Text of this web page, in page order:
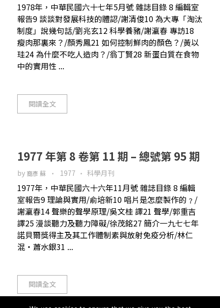
1978年，中華民國六十七年5月號 雜誌目錄 8 編輯室
報告9 談談對發展科技的體認/謝清俊10 為大專「淘汰
制度」說幾句話/劉兆玄12 科學養豬/謝瀛春 專訪18
瘦肉那裏來？/顏秀鳳21 如何控制鮮肉的顏色？/黃以
珪24 為什麼不吃人造肉？/翁丁賢28 新蛋白質在食物
中的實用性 ...
閱讀全文
1977 年第 8 卷第 11 期 – 總號第 95 期
by 裔彥 蘇 1977 科學月刊
1977年，中華民國六十六年11月號 雜誌目錄 8 編輯
室報告9 理論與實用/俞培新10 唱片是怎麼製作的﹖/
謝瀛春14 聲樂的聲學原理/吳文桂 譯21 聲學/郭重吉
譯25 漫談聽力及聽力障礙/徐茂銘27 簡介一九七七年
諾貝爾獎得主及其工作體制素與放射免疫分析/林仁
混‧蕭水銀31 ...
閱讀全文